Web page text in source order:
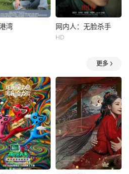
子。当上爸爸
丁与之前的性
生了惊人的转
故事在诙谐、
指点决心投身革
命。日军欲诱杀高
胜男，她孤身赴战
舍命换乡亲周全。
港湾
北部一个小镇
场，一个怀抱
理想的男孩，
求爱情与理想
路上历经的艰
男主人公曾被
受性向矫正治
在另一个男孩
的感召下，他
有勇气面对内
湾 网内人：无脸杀手
少女不堪网络上汹
涌的匿名暴力，选
择结束年轻的生命
【嘿叭电影-1080
P资源免费观看，
无广告，不卡顿】
悲愤的家属委托私
家侦探追查真相，
誓要找出躲在屏幕
背后的始作俑者。
随着调查深入，侦
探发现这远不是一
网内人：无脸杀手
HD
更多